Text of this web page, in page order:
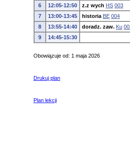
6
12:05-12:50 z.z wych HS 003
7
13:00-13:45 historia BĘ 004
8
13:55-14:40 doradz. zaw. Ku
9
14:45-15:30
Obowiązuje od: 1 maja 2026
Drukuj plan
Plan lekcji